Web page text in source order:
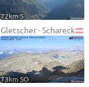
72km S
Gletscher - Schareck
73km SO